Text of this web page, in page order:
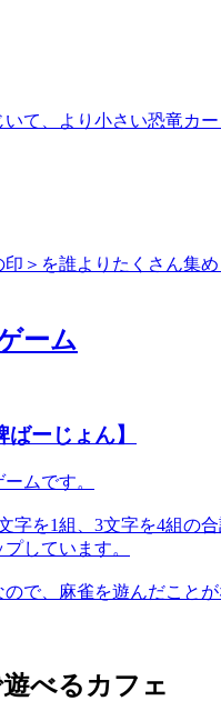
て、より小さい恐竜カ
＞を誰よりたくさん集
ーじょん】
ムです。
字を1組、3文字を4組の
しています。
で、麻雀を遊んだこと
べるカフェ